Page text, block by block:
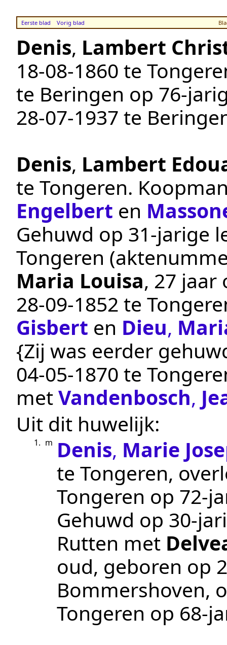
Eerste blad Vorig blad
Denis, Lambert
18‑08‑1860 te
te Beringen op 76-
28‑07‑1937 te
Denis, Lambert
te Tongeren.
Engelbert en
Gehuwd op 31-jarige
Tongeren
Maria Louisa, 27 jaar
28‑09‑1852 te
Gisbert en Dieu,
{Zij was eerder
04‑05‑1870 te
metVandenbosch,
Uit dit huwelijk:
1. m Denis, Marie
te Tongeren,
Tongeren op 72-
Gehuwd op 30-
Rutten met
oud, geboren op
Bommershoven,
Tongeren op 68-